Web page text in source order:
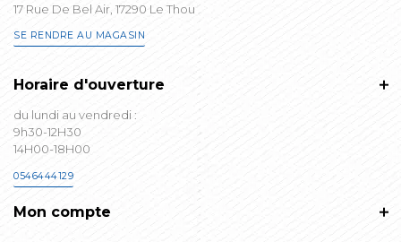
17 Rue De Bel Air, 17290 Le Thou
SE RENDRE AU MAGASIN
Horaire d'ouverture
du lundi au vendredi :
9h30-12H30
14H00-18H00
0546444129
Mon compte